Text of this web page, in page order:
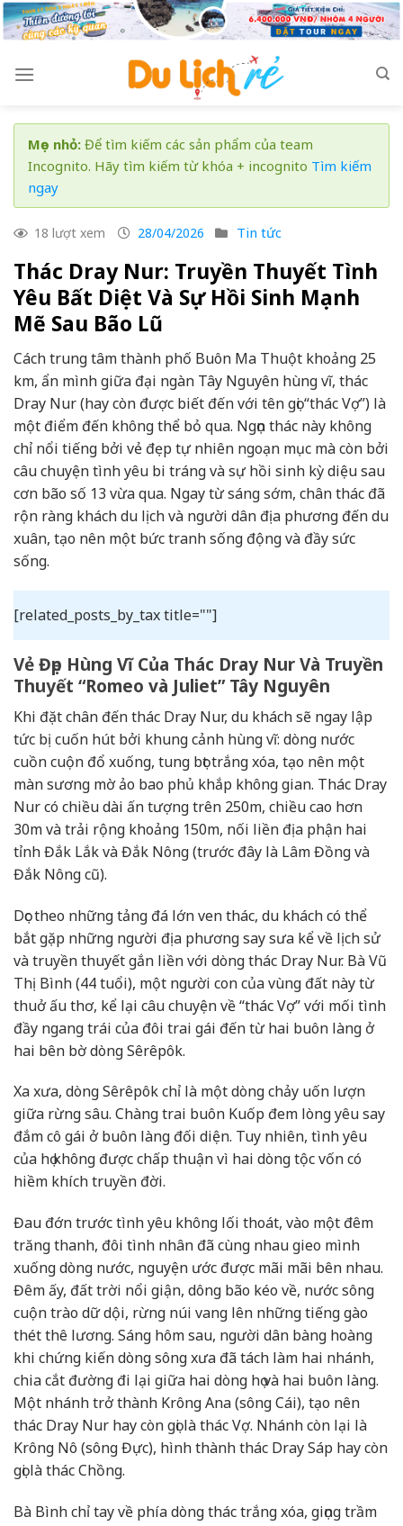
Skip
to
Mẹo nhỏ: Để tìm kiếm các sản phẩm của team
Incognito. Hãy tìm kiếm từ khóa + incognito Tìm kiếm
ngay
18 lượt xem 28/04/2026 Tin tức
Thác Dray Nur: Truyền Thuyết Tình
Yêu Bất Diệt Và Sự Hồi Sinh Mạnh
Mẽ Sau Bão Lũ
Cách trung tâm thành phố Buôn Ma Thuột khoảng 25
km, ẩn mình giữa đại ngàn Tây Nguyên hùng vĩ, thác
Dray Nur (hay còn được biết đến với tên gọi “thác Vợ”) là
một điểm đến không thể bỏ qua. Ngọn thác này không
chỉ nổi tiếng bởi vẻ đẹp tự nhiên ngoạn mục mà còn bởi
câu chuyện tình yêu bi tráng và sự hồi sinh kỳ diệu sau
cơn bão số 13 vừa qua. Ngay từ sáng sớm, chân thác đã
rộn ràng khách du lịch và người dân địa phương đến du
xuân, tạo nên một bức tranh sống động và đầy sức
sống.
[related_posts_by_tax title=""]
Vẻ Đẹp Hùng Vĩ Của Thác Dray Nur Và Truyền
Thuyết “Romeo và Juliet” Tây Nguyên
Khi đặt chân đến thác Dray Nur, du khách sẽ ngay lập
tức bị cuốn hút bởi khung cảnh hùng vĩ: dòng nước
cuồn cuộn đổ xuống, tung bọt trắng xóa, tạo nên một
màn sương mờ ảo bao phủ khắp không gian. Thác Dray
Nur có chiều dài ấn tượng trên 250m, chiều cao hơn
30m và trải rộng khoảng 150m, nối liền địa phận hai
tỉnh Đắk Lắk và Đắk Nông (trước đây là Lâm Đồng và
Đắk Nông cũ).
Dọc theo những tảng đá lớn ven thác, du khách có thể
bắt gặp những người địa phương say sưa kể về lịch sử
và truyền thuyết gắn liền với dòng thác Dray Nur. Bà Vũ
Thị Bình (44 tuổi), một người con của vùng đất này từ
thuở ấu thơ, kể lại câu chuyện về “thác Vợ” với mối tình
đầy ngang trái của đôi trai gái đến từ hai buôn làng ở
hai bên bờ dòng Sêrêpôk.
Xa xưa, dòng Sêrêpôk chỉ là một dòng chảy uốn lượn
giữa rừng sâu. Chàng trai buôn Kuốp đem lòng yêu say
đắm cô gái ở buôn làng đối diện. Tuy nhiên, tình yêu
của họ không được chấp thuận vì hai dòng tộc vốn có
hiềm khích truyền đời.
Đau đớn trước tình yêu không lối thoát, vào một đêm
trăng thanh, đôi tình nhân đã cùng nhau gieo mình
xuống dòng nước, nguyện ước được mãi mãi bên nhau.
Đêm ấy, đất trời nổi giận, dông bão kéo về, nước sông
cuộn trào dữ dội, rừng núi vang lên những tiếng gào
thét thê lương. Sáng hôm sau, người dân bàng hoàng
khi chứng kiến dòng sông xưa đã tách làm hai nhánh,
chia cắt đường đi lại giữa hai dòng họ và hai buôn làng.
Một nhánh trở thành Krông Ana (sông Cái), tạo nên
thác Dray Nur hay còn gọi là thác Vợ. Nhánh còn lại là
Krông Nô (sông Đực), hình thành thác Dray Sáp hay còn
gọi là thác Chồng.
Bà Bình chỉ tay về phía dòng thác trắng xóa, giọng trầm